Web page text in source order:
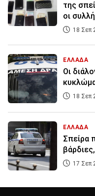
της
οι
18 Σεπ
ΕΛΛΑΔΑ
Οι
18 Σεπ
ΕΛΛΑΔΑ
Σπείρα
17 Σεπ